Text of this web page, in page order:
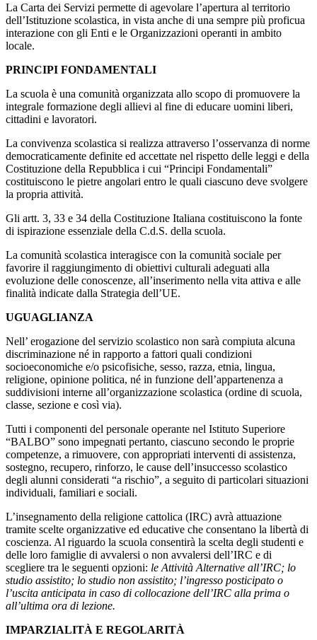
La Carta dei Servizi permette di agevolare l’apertura al territorio
dell’Istituzione scolastica, in vista anche di una sempre più proficua
interazione con gli Enti e le Organizzazioni operanti in ambito
locale.
PRINCIPI FONDAMENTALI
La scuola è una comunità organizzata allo scopo di promuovere la
integrale formazione degli allievi al fine di educare uomini liberi,
cittadini e lavoratori.
La convivenza scolastica si realizza attraverso l’osservanza di norme
democraticamente definite ed accettate nel rispetto delle leggi e della
Costituzione della Repubblica i cui “Principi Fondamentali”
costituiscono le pietre angolari entro le quali ciascuno deve svolgere
la propria attività.
Gli artt. 3, 33 e 34 della Costituzione Italiana costituiscono la fonte
di ispirazione essenziale della C.d.S. della scuola.
La comunità scolastica interagisce con la comunità sociale per
favorire il raggiungimento di obiettivi culturali adeguati alla
evoluzione delle conoscenze, all’inserimento nella vita attiva e alle
finalità indicate dalla Strategia dell’UE.
UGUAGLIANZA
Nell’ erogazione del servizio scolastico non sarà compiuta alcuna
discriminazione né in rapporto a fattori quali condizioni
socioeconomiche e/o psicofisiche, sesso, razza, etnia, lingua,
religione, opinione politica, né in funzione dell’appartenenza a
suddivisioni interne all’organizzazione scolastica (ordine di scuola,
classe, sezione e così via).
Tutti i componenti del personale operante nel Istituto Superiore
“BALBO” sono impegnati pertanto, ciascuno secondo le proprie
competenze, a rimuovere, con appropriati interventi di assistenza,
sostegno, recupero, rinforzo, le cause dell’insuccesso scolastico
degli alunni considerati “a rischio”, a seguito di particolari situazioni
individuali, familiari e sociali.
L’insegnamento della religione cattolica (IRC) avrà attuazione
tramite scelte organizzative ed educative che consentano la libertà di
coscienza. Al riguardo la scuola consentirà la scelta degli studenti e
delle loro famiglie di avvalersi o non avvalersi dell’IRC e di
scegliere tra le seguenti opzioni: le Attività Alternative all’IRC; lo
studio assistito; lo studio non assistito; l’ingresso posticipato o
l’uscita anticipata in caso di collocazione dell’IRC alla prima o
all’ultima ora di lezione.
IMPARZIALITÀ E REGOLARITÀ